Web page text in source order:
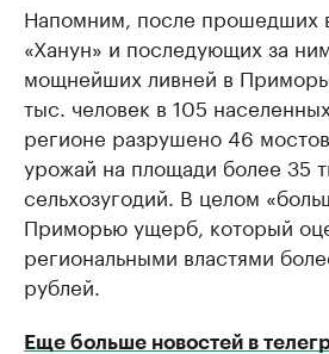
Напомним, после прошедших
«Ханун» и последующих за
мощнейших ливней в
тыс. человек в 105
регионе разрушено 46
урожай на площади более 35
сельхозугодий. В целом
Приморью ущерб, который
региональными властями
рублей.
Еще больше новостей в